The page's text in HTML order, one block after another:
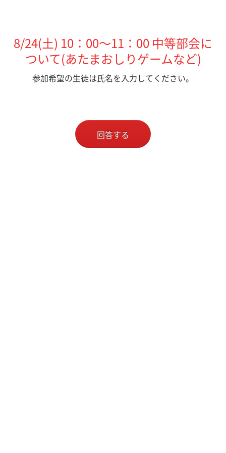
8/24(土) 10：00～11：00 中等部会に
ついて(あたまおしりゲームなど)
参加希望の生徒は氏名を入力してください。
回答する